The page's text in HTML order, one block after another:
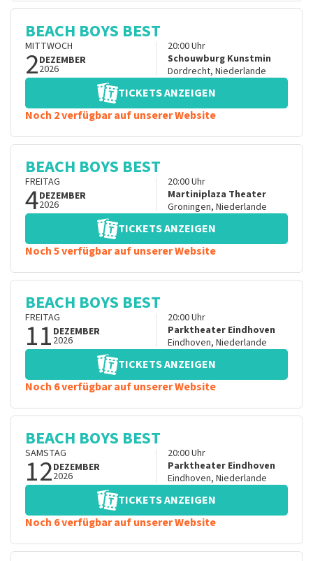
BEACH BOYS BEST
MITTWOCH
2DEZEMBER
2026
20:00Uhr
Schouwburg Kunstmin
Dordrecht, Niederlande
TICKETS ANZEIGEN
Noch 2 verfügbar auf unserer Website
BEACH BOYS BEST
FREITAG
4DEZEMBER
2026
20:00Uhr
Martiniplaza Theater
Groningen, Niederlande
TICKETS ANZEIGEN
Noch 5 verfügbar auf unserer Website
BEACH BOYS BEST
FREITAG
11 DEZEMBER
2026
20:00Uhr
Parktheater Eindhoven
Eindhoven, Niederlande
TICKETS ANZEIGEN
Noch 6 verfügbar auf unserer Website
BEACH BOYS BEST
SAMSTAG
12DEZEMBER
2026
20:00Uhr
Parktheater Eindhoven
Eindhoven, Niederlande
TICKETS ANZEIGEN
Noch 6 verfügbar auf unserer Website